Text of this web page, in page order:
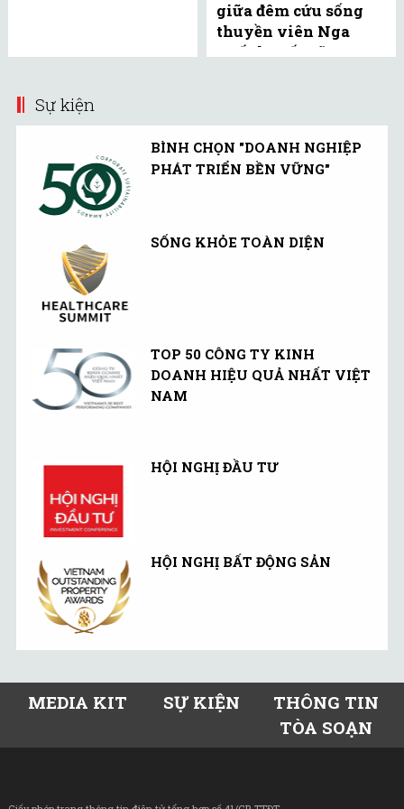
giữa đêm cứu sống
thuyền viên Nga
xuất huyết não
Sự kiện
BÌNH CHỌN "DOANH NGHIỆP
PHÁT TRIỂN BỀN VỮNG"
SỐNG KHỎE TOÀN DIỆN
TOP 50 CÔNG TY KINH
DOANH HIỆU QUẢ NHẤT VIỆT
NAM
HỘI NGHỊ ĐẦU TƯ
HỘI NGHỊ BẤT ĐỘNG SẢN
MEDIA KIT SỰ KIỆN
THÔNG TIN
TÒA SOẠN